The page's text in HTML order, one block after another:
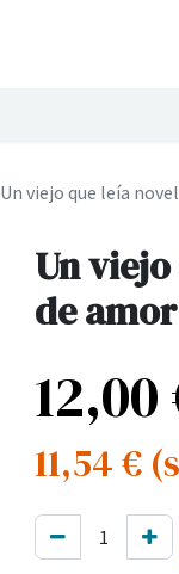
Un viejo que leía
Un
de amor
12,00
11,54€